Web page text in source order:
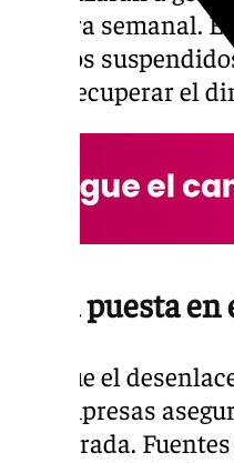
manera semanal.
eventos
para recuperar el
Vista puesta
Aunque el
las empresas
temporada.